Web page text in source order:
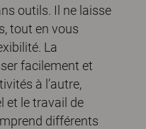
outils. Il ne laisse
tout en vous
La
facilement et
à l’autre,
et le travail de
différents